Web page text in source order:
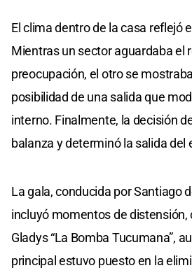
El clima dentro de la casa reflejó
Mientras un sector aguardaba el
preocupación, el otro se
posibilidad de una salida que
interno. Finalmente, la decisión
balanza y determinó la salida del
La gala, conducida por Santiago
incluyó momentos de distensión,
Gladys “La Bomba Tucumana”,
principal estuvo puesto en la